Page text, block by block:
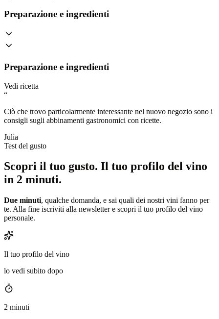
Preparazione e ingredienti
Preparazione e ingredienti
Vedi ricetta
“
Ciò che trovo particolarmente interessante nel nuovo negozio sono i
consigli sugli abbinamenti gastronomici con ricette.
Julia
Test del gusto
Scopri il tuo gusto. Il tuo profilo del vino
in 2 minuti.
Due minuti, qualche domanda, e sai quali dei nostri vini fanno per
te. Alla fine iscriviti alla newsletter e scopri il tuo profilo del vino
personale.
Il tuo profilo del vino
lo vedi subito dopo
2 minuti